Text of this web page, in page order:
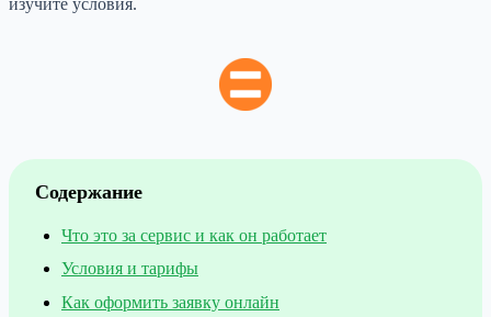
Содержание
Что это за сервис и как он работает
Условия и тарифы
Как оформить заявку онлайн